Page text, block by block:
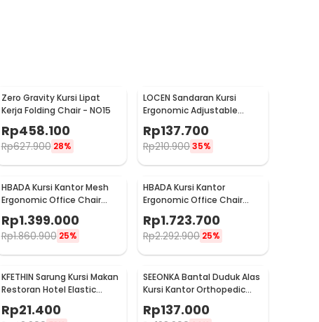
Zero Gravity Kursi Lipat
Kerja Folding Chair - NO15
Rp458.100
Rp627.900 28%
LOCEN Sandaran Kursi
Ergonomic Adjustable
Lumbar Back Support -
TY3120
Rp137.700
Rp210.90035%
HBADA Kursi Kantor Mesh
Ergonomic Office Chair
Flip-up Arms - HDNY163WM
Rp1.399.000
Rp1.860.900 25%
HBADA Kursi Kantor
Ergonomic Office Chair
Lumbar Support -
HDNY164WM
Rp1.723.700
Rp2.292.900 25%
KFETHIN Sarung Kursi Makan
Restoran Hotel Elastic
Rp21.400
SEEONKA Bantal Duduk Alas
Kursi Kantor Orthopedic
Seat Cushion 2 PCS - SK46
Rp137.000